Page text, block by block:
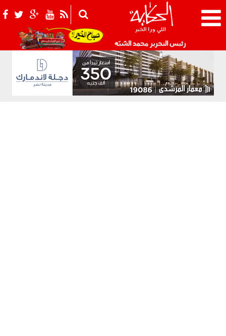
رئيس التحرير محمد الشبّه 021_2.png